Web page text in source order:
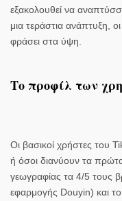
εξακολουθεί να
μια τεράστια ανάπτυξη,
φράσει στα ύψη.
Το προφίλ των
Οι βασικοί χρήστες του
ή όσοι διανύουν τα
γεωγραφίας τα 4/5 τους
εφαρμογής Douyin) και